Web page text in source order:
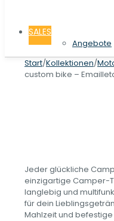
SALES
Angebote
Start/Kollektionen/
custom bike –
Jeder glückliche
einzigartige Camper-
langlebig und
für dein
Mahlzeit und befestige